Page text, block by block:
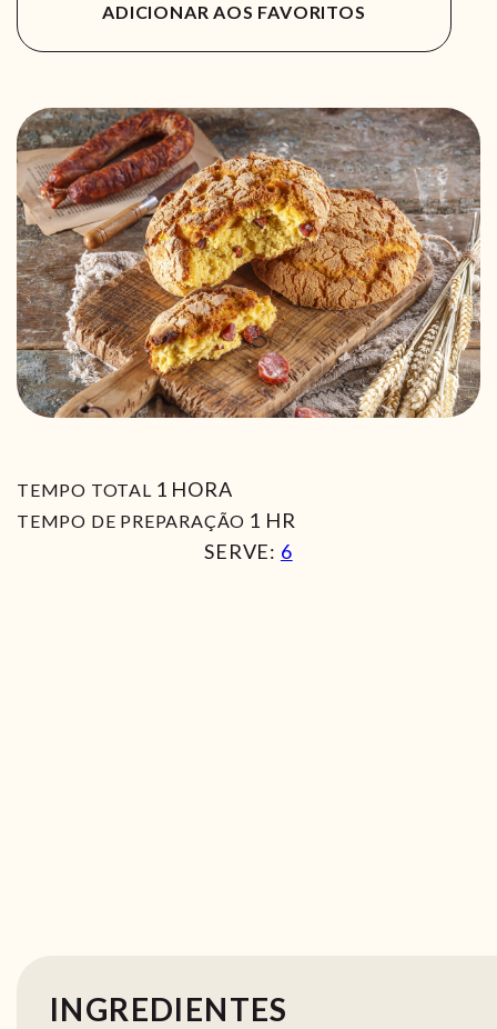
ADICIONAR AOS FAVORITOS
TEMPO TOTAL 1 HORA
HORA
TEMPO DE PREPARAÇÃO 1 HORA
HR
SERVE: 6
INGREDIENTES